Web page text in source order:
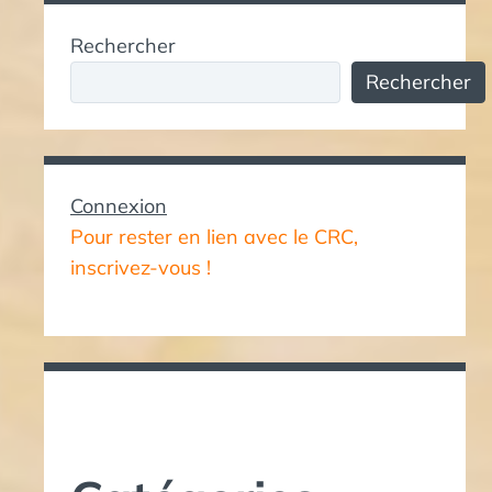
Rechercher
Rechercher
Connexion
Pour rester en lien avec le CRC,
inscrivez-vous !